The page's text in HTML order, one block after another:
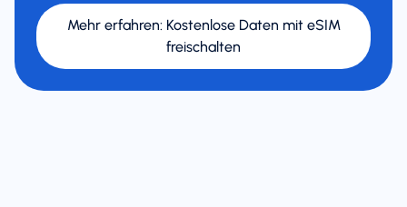
Mehr erfahren: Kostenlose Daten mit eSIM
freischalten